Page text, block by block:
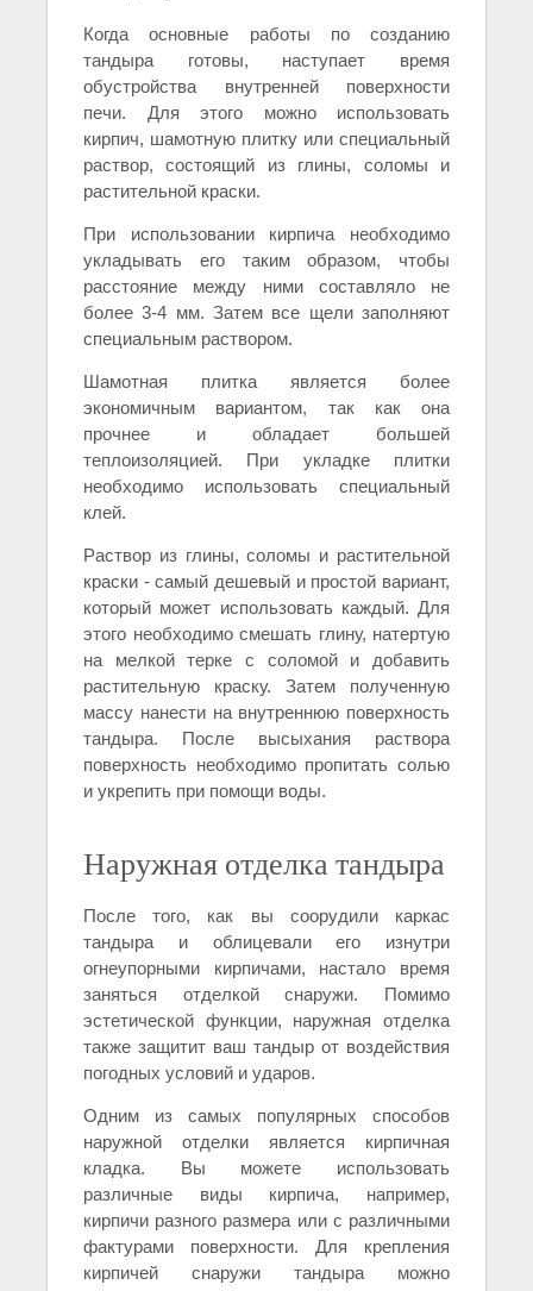
Когда основные работы по созданию
тандыра готовы, наступает время
обустройства внутренней поверхности
печи. Для этого можно использовать
кирпич, шамотную плитку или специальный
раствор, состоящий из глины, соломы и
растительной краски.
При использовании кирпича необходимо
укладывать его таким образом, чтобы
расстояние между ними составляло не
более 3-4 мм. Затем все щели заполняют
специальным раствором.
Шамотная плитка является более
экономичным вариантом, так как она
прочнее и обладает большей
теплоизоляцией. При укладке плитки
необходимо использовать специальный
клей.
Раствор из глины, соломы и растительной
краски - самый дешевый и простой вариант,
который может использовать каждый. Для
этого необходимо смешать глину, натертую
на мелкой терке с соломой и добавить
растительную краску. Затем полученную
массу нанести на внутреннюю поверхность
тандыра. После высыхания раствора
поверхность необходимо пропитать солью
и укрепить при помощи воды.
Наружная отделка тандыра
После того, как вы соорудили каркас
тандыра и облицевали его изнутри
огнеупорными кирпичами, настало время
заняться отделкой снаружи. Помимо
эстетической функции, наружная отделка
также защитит ваш тандыр от воздействия
погодных условий и ударов.
Одним из самых популярных способов
наружной отделки является кирпичная
кладка. Вы можете использовать
различные виды кирпича, например,
кирпичи разного размера или с различными
фактурами поверхности. Для крепления
кирпичей снаружи тандыра можно